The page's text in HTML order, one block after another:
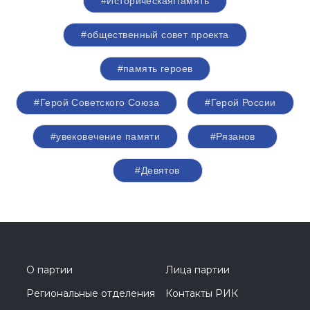
#общественный совет проекта
#память героев
#Герой Советского Союза #Герой России
#увековечение памяти #Рязанов
#Девятов
О партии
Лица партии
Региональные отделения
Контакты РИК